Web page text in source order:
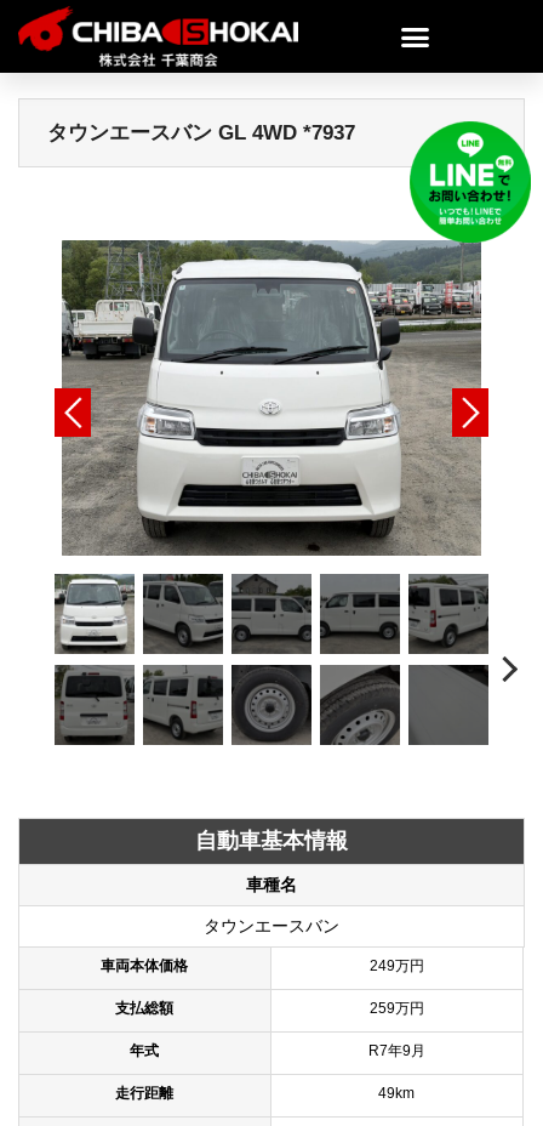
タウンエースバン GL 4WD *7937
自動車基本情報
車種名
タウンエースバン
車両本体価格 249万円
支払総額 259万円
年式 R7年9月
走行距離 49km